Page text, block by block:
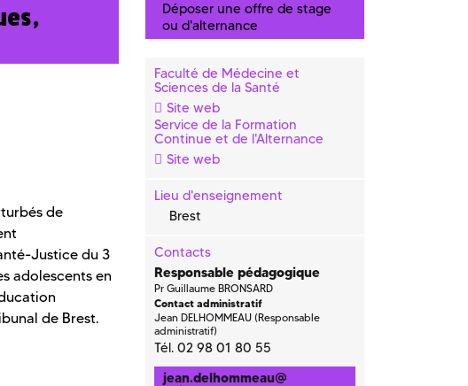
de
Justice du 3
adolescents en
de Brest.
Déposer une offre de stage
ou d'alternance
Faculté de Médecine et
Sciences de la Santé
Site web
Service de la Formation
Continue et de l'Alternance
Site web
Lieu d'enseignement
Brest
Contacts
Responsable pédagogique
Pr Guillaume BRONSARD
Contact administratif
Jean DELHOMMEAU (Responsable
administratif)
Tél. 02 98 01 80 55
jean.delhommeau@